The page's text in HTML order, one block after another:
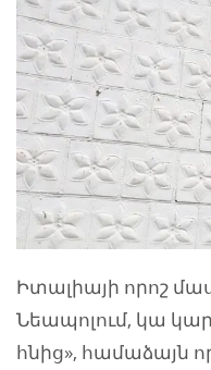
Իտալիայի որոշ
Նեապոլում, կա
հնից», համաձայն